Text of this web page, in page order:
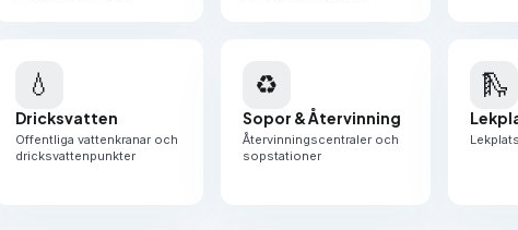
💧
Dricksvatten
Offentliga vattenkranar och
dricksvattenpunkter
♻️
Sopor & Återvinning
Återvinningscentraler och
sopstationer
🛝